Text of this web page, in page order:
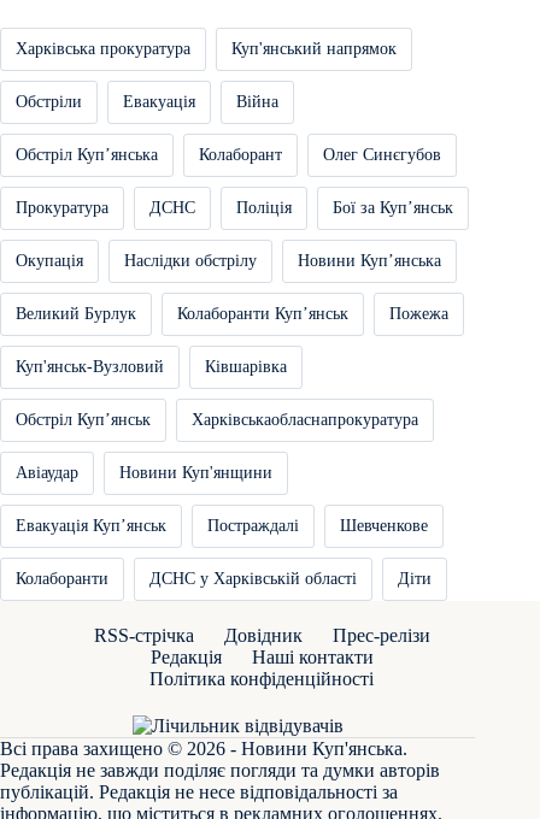
Харківська прокуратура Куп'янський напрямок
Обстріли Евакуація Війна
Обстріл Купʼянська Колаборант Олег Синєгубов
Прокуратура ДСНС Поліція Бої за Купʼянськ
Окупація Наслідки обстрілу Новини Купʼянська
Великий Бурлук Колаборанти Купʼянськ Пожежа
Куп'янськ-Вузловий Ківшарівка
Обстріл Купʼянськ Харківськаобласнапрокуратура
Авіаудар Новини Куп'янщини
Евакуація Купʼянськ Постраждалі Шевченкове
Колаборанти ДСНС у Харківській області Діти
RSS-стрічка Довідник
Прес-релізи
Редакція
Наші контакти
Політика конфіденційності
Всі права захищено © 2026 - Новини Куп'янська.
Редакція не завжди поділяє погляди та думки авторів
публікацій. Редакція не несе відповідальності за
інформацію, що міститься в рекламних оголошеннях.